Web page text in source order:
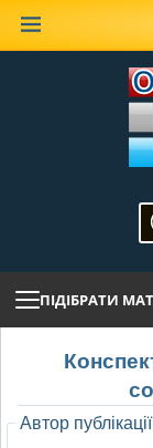
ПІДІБРАТИ
Автор публікації